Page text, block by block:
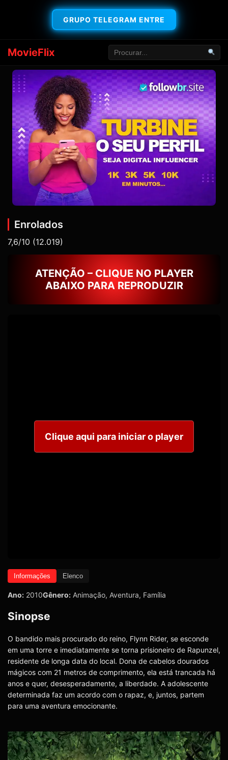
GRUPO TELEGRAM ENTRE
MovieFlix
Enrolados
7,6/10 (12.019)
ATENÇÃO – CLIQUE NO PLAYER
ABAIXO PARA REPRODUZIR
Clique aqui para iniciar o player
Informações Elenco
Ano: 2010Gênero: Animação, Aventura, Família
Sinopse
O bandido mais procurado do reino, Flynn Rider, se esconde
em uma torre e imediatamente se torna prisioneiro de Rapunzel,
residente de longa data do local. Dona de cabelos dourados
mágicos com 21 metros de comprimento, ela está trancada há
anos e quer, desesperadamente, a liberdade. A adolescente
determinada faz um acordo com o rapaz, e, juntos, partem
para uma aventura emocionante.